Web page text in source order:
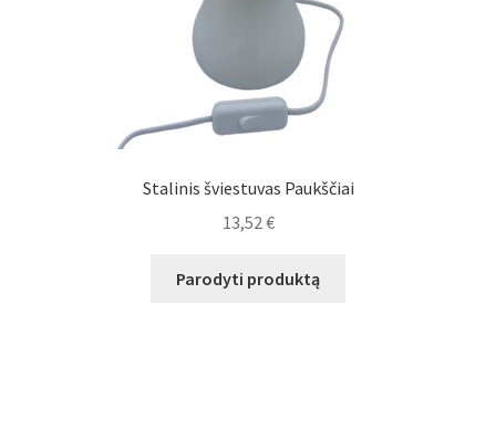
Stalinis šviestuvas Paukščiai
13,52 €
Parodyti produktą